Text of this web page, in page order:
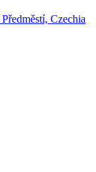
Czechia